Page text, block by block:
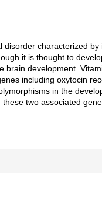
characterized
it is thought to
development.
including oxytocin
in the
two associated